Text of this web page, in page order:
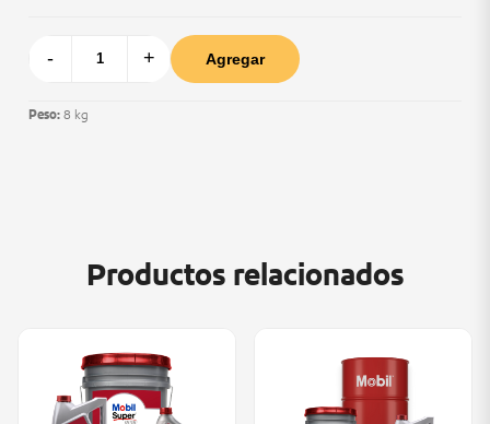
- + Agregar
Peso: 8 kg
Productos relacionados